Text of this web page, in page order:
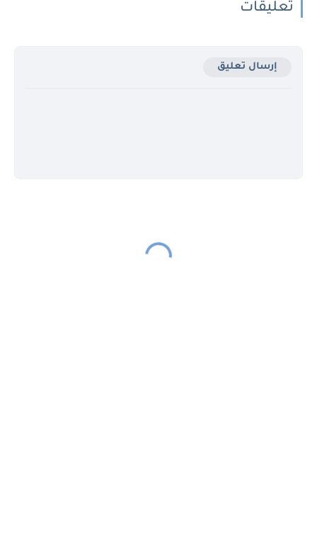
تعليقات
إرسال تعليق